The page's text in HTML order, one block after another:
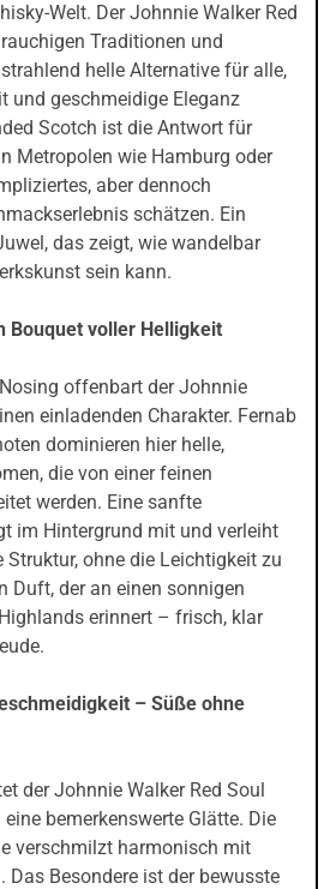
Welt. Der Johnnie Walker Red
Traditionen und
helle Alternative für alle,
und geschmeidige Eleganz
Scotch ist die Antwort für
Metropolen wie Hamburg oder
aber dennoch
schätzen. Ein
das zeigt, wie wandelbar
sein kann.
Bouquet voller Helligkeit
offenbart der Johnnie
einladenden Charakter. Fernab
dominieren hier helle,
die von einer feinen
werden. Eine sanfte
im Hintergrund mit und verleiht
ohne die Leichtigkeit zu
Duft, der an einen sonnigen
erinnert – frisch, klar
– Süße ohne
der Johnnie Walker Red Soul
bemerkenswerte Glätte. Die
verschmilzt harmonisch mit
Das Besondere ist der bewusste